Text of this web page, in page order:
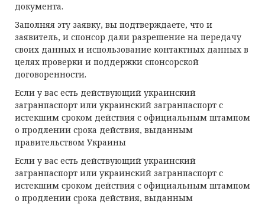
документа.
Заполняя эту заявку, вы подтверждаете, что и
заявитель, и спонсор дали разрешение на передачу
своих данных и использование контактных данных в
целях проверки и поддержки спонсорской
договоренности.
Если у вас есть действующий украинский
загранпаспорт или украинский загранпаспорт с
истекшим сроком действия с официальным штампом
о продлении срока действия, выданным
правительством Украины
Если у вас есть действующий украинский
загранпаспорт или украинский загранпаспорт с
истекшим сроком действия с официальным штампом
о продлении срока действия, выданным